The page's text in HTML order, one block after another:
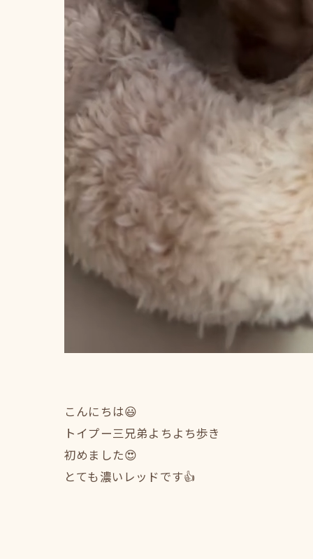
こんにちは😃
トイプー三兄弟よちよち歩き
初めました😍
とても濃いレッドです👍